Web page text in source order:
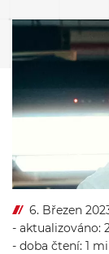
6. Březen
- aktualizováno:
- doba čtení: 1